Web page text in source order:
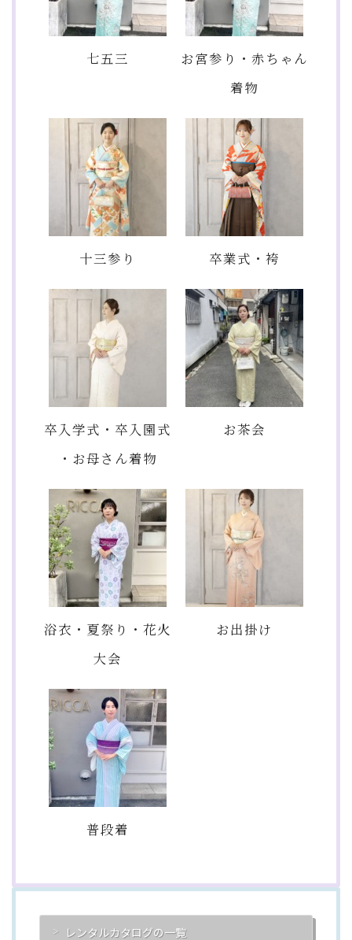
七五三
お宮参り・赤ちゃん
着物
十三参り 卒業式・袴
卒入学式・卒入園式
・お母さん着物
お茶会
浴衣・夏祭り・花火
大会
お出掛け
普段着
レンタルカタログの一覧